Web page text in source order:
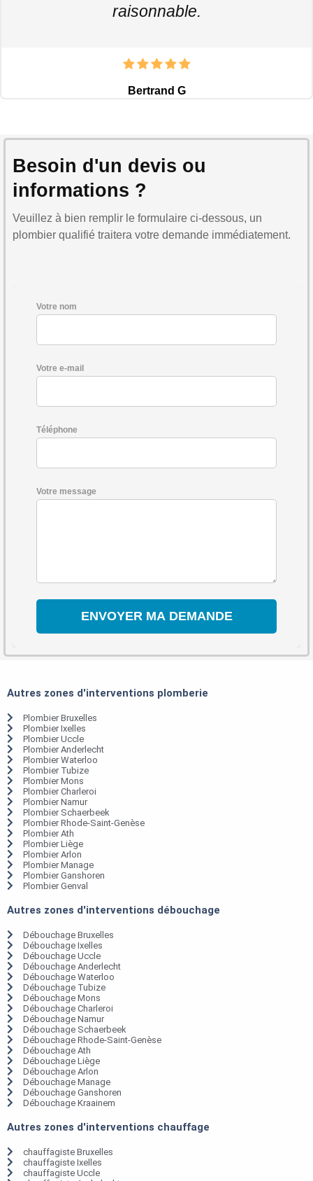
raisonnable.
Bertrand G
Besoin d'un devis ou
informations ?
Veuillez à bien remplir le formulaire ci-dessous, un
plombier qualifié traitera votre demande immédiatement.
Votre nom
Votre e-mail
Téléphone
Votre message
Autres zones d'interventions plomberie
Plombier Bruxelles
Plombier Ixelles
Plombier Uccle
Plombier Anderlecht
Plombier Waterloo
Plombier Tubize
Plombier Mons
Plombier Charleroi
Plombier Namur
Plombier Schaerbeek
Plombier Rhode-Saint-Genèse
Plombier Ath
Plombier Liège
Plombier Arlon
Plombier Manage
Plombier Ganshoren
Plombier Genval
Autres zones d'interventions débouchage
Débouchage Bruxelles
Débouchage Ixelles
Débouchage Uccle
Débouchage Anderlecht
Débouchage Waterloo
Débouchage Tubize
Débouchage Mons
Débouchage Charleroi
Débouchage Namur
Débouchage Schaerbeek
Débouchage Rhode-Saint-Genèse
Débouchage Ath
Débouchage Liège
Débouchage Arlon
Débouchage Manage
Débouchage Ganshoren
Débouchage Kraainem
Autres zones d'interventions chauffage
chauffagiste Bruxelles
chauffagiste Ixelles
chauffagiste Uccle